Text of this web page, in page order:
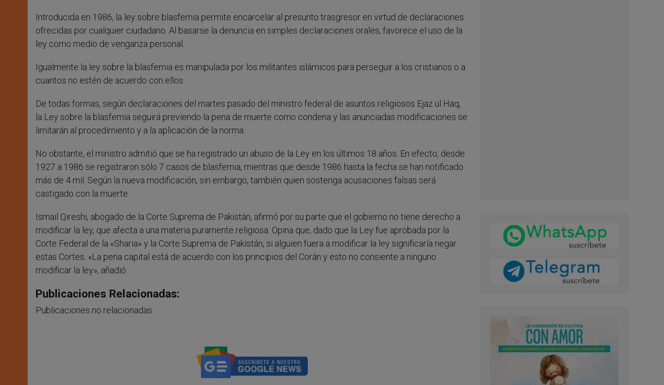
Introducida en 1986, la ley sobre blasfemia permite encarcelar al presunto trasgresor en virtud de declaraciones
ofrecidas por cualquier ciudadano. Al basarse la denuncia en simples declaraciones orales, favorece el uso de la
ley como medio de venganza personal.
Igualmente la ley sobre la blasfemia es manipulada por los militantes islámicos para perseguir a los cristianos o a
cuantos no estén de acuerdo con ellos
De todas formas, según declaraciones del martes pasado del ministro federal de asuntos religiosos Ejaz ul Haq,
la Ley sobre la blasfemia seguirá previendo la pena de muerte como condena y las anunciadas modificaciones se
limitarán al procedimiento y a la aplicación de la norma.
No obstante, el ministro admitió que se ha registrado un abuso de la Ley en los últimos 18 años. En efecto, desde
1927 a 1986 se registraron sólo 7 casos de blasfemia, mientras que desde 1986 hasta la fecha se han notificado
más de 4 mil. Según la nueva modificación, sin embargo, también quien sostenga acusaciones falsas será
castigado con la muerte.
Ismail Qireshi, abogado de la Corte Suprema de Pakistán, afirmó por su parte que el gobierno no tiene derecho a
modificar la ley, que afecta a una materia puramente religiosa. Opina que, dado que la Ley fue aprobada por la
Corte Federal de la «Sharia» y la Corte Suprema de Pakistán, si alguien fuera a modificar la ley significaría negar
estas Cortes. «La pena capital está de acuerdo con los principios del Corán y esto no consiente a ninguno
modificar la ley», añadió.
Publicaciones Relacionadas:
Publicaciones no relacionadas.